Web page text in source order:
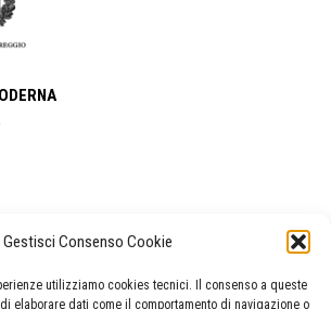
Gestisci Consenso Cookie
utilizziamo cookies tecnici. Il consenso a queste
elaborare dati come il comportamento di navigazione o
+39 338 5714978 (orario apertura Galleria)
09.00/13.00)